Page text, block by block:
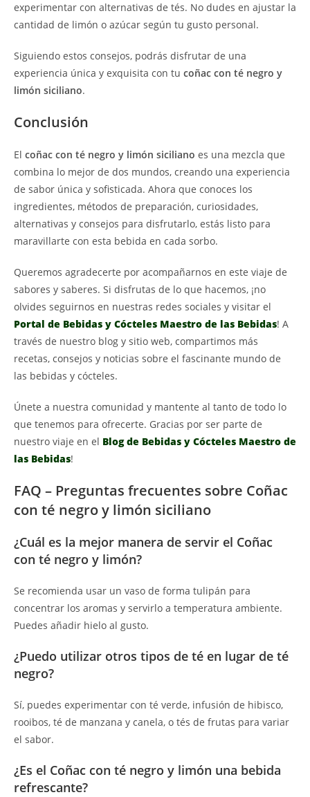
experimentar con alternativas de tés. No dudes en ajustar la
cantidad de limón o azúcar según tu gusto personal.
Siguiendo estos consejos, podrás disfrutar de una
experiencia única y exquisita con tu coñac con té negro y
limón siciliano.
Conclusión
El coñac con té negro y limón siciliano es una mezcla que
combina lo mejor de dos mundos, creando una experiencia
de sabor única y sofisticada. Ahora que conoces los
ingredientes, métodos de preparación, curiosidades,
alternativas y consejos para disfrutarlo, estás listo para
maravillarte con esta bebida en cada sorbo.
Queremos agradecerte por acompañarnos en este viaje de
sabores y saberes. Si disfrutas de lo que hacemos, ¡no
olvides seguirnos en nuestras redes sociales y visitar el
Portal de Bebidas y Cócteles Maestro de las Bebidas! A
través de nuestro blog y sitio web, compartimos más
recetas, consejos y noticias sobre el fascinante mundo de
las bebidas y cócteles.
Únete a nuestra comunidad y mantente al tanto de todo lo
que tenemos para ofrecerte. Gracias por ser parte de
nuestro viaje en el Blog de Bebidas y Cócteles Maestro de
las Bebidas!
FAQ – Preguntas frecuentes sobre Coñac
con té negro y limón siciliano
¿Cuál es la mejor manera de servir el Coñac
con té negro y limón?
Se recomienda usar un vaso de forma tulipán para
concentrar los aromas y servirlo a temperatura ambiente.
Puedes añadir hielo al gusto.
¿Puedo utilizar otros tipos de té en lugar de té
negro?
Sí, puedes experimentar con té verde, infusión de hibisco,
rooibos, té de manzana y canela, o tés de frutas para variar
el sabor.
¿Es el Coñac con té negro y limón una bebida
refrescante?